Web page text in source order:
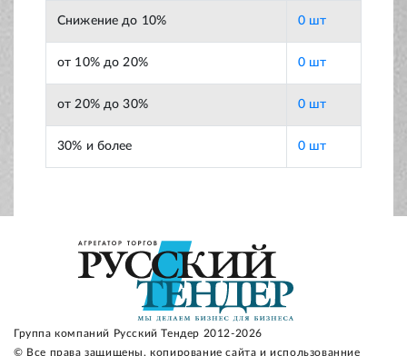
Снижение до 10% 0 шт
от 10% до 20% 0 шт
от 20% до 30% 0 шт
30% и более 0 шт
Группа компаний Русский Тендер 2012-2026
© Все права защищены, копирование сайта и использованние